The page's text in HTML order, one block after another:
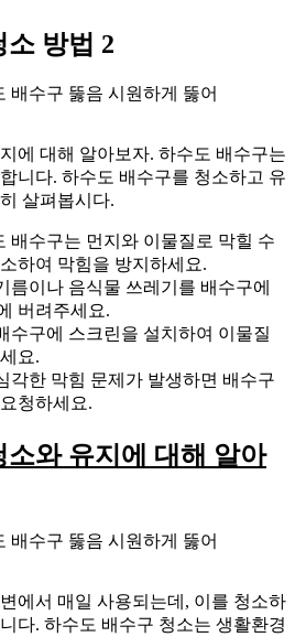
방법 2
에 대해 알아보자. 하수도 배수구는
니다. 하수도 배수구를 청소하고 유
살펴봅시다.
배수구는 먼지와 이물질로 막힐 수
하여 막힘을 방지하세요.
름이나 음식물 쓰레기를 배수구에
버려주세요.
수구에 스크린을 설치하여 이물질
요.
각한 막힘 문제가 발생하면 배수구
청하세요.
와 유지에 대해 알아
에서 매일 사용되는데, 이를 청소하
다. 하수도 배수구 청소는 생활환경